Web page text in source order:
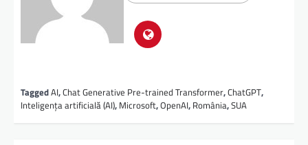
TaggedAI,Chat Generative Pre-trained Transformer,ChatGPT,
Inteligența artificială (AI), Microsoft,OpenAI, România,SUA